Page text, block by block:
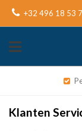
+32 496 18 53
Klanten